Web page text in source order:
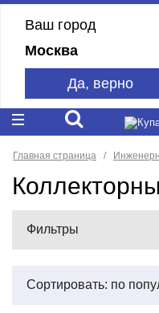
Ваш город
Москва
Да, верно
Главная страница
Фильтры
Сортировать: по